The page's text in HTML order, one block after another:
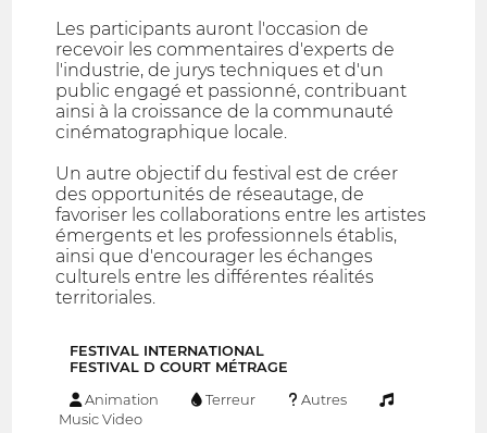
Les participants auront l'occasion de
recevoir les commentaires d'experts de
l'industrie, de jurys techniques et d'un
public engagé et passionné, contribuant
ainsi à la croissance de la communauté
cinématographique locale.
Un autre objectif du festival est de créer
des opportunités de réseautage, de
favoriser les collaborations entre les artistes
émergents et les professionnels établis,
ainsi que d'encourager les échanges
culturels entre les différentes réalités
territoriales.
FESTIVAL INTERNATIONAL
FESTIVAL D COURT MÉTRAGE
Animation Terreur
Autres
Music Video